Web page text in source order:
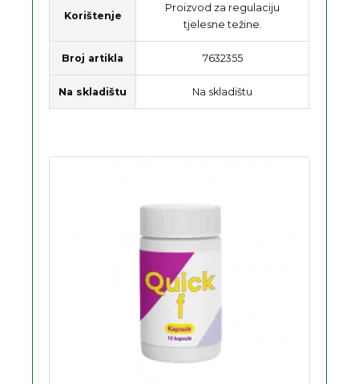
Korištenje
Proizvod za regulaciju
tjelesne težine.
Broj artikla 7632355
Na skladištu Na skladištu